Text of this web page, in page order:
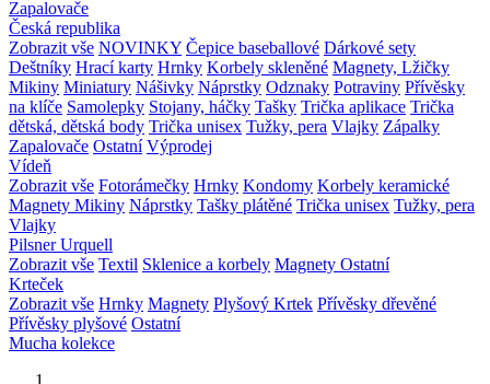
Zapalovače
Česká republika
Zobrazit vše NOVINKY Čepice baseballové Dárkové sety
Deštníky Hrací karty Hrnky Korbely skleněné Magnety, Lžičky
Mikiny Miniatury Nášivky Náprstky Odznaky Potraviny Přívěsky
na klíče Samolepky Stojany, háčky Tašky Trička aplikace Trička
dětská, dětská body Trička unisex Tužky, pera Vlajky Zápalky
Zapalovače Ostatní Výprodej
Vídeň
Zobrazit vše Fotorámečky Hrnky Kondomy Korbely keramické
Magnety Mikiny Náprstky Tašky plátěné Trička unisex Tužky, pera
Vlajky
Pilsner Urquell
Zobrazit vše Textil Sklenice a korbely Magnety Ostatní
Krteček
Zobrazit vše Hrnky Magnety Plyšový Krtek Přívěsky dřevěné
Přívěsky plyšové Ostatní
Mucha kolekce